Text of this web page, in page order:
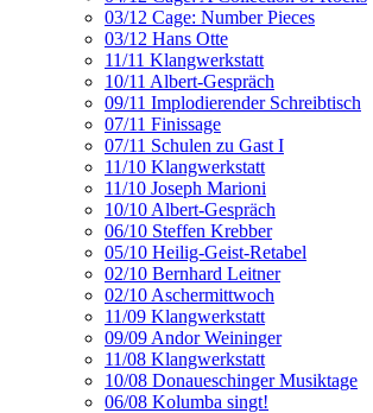
03/12 Cage: Number Pieces
03/12 Hans Otte
11/11 Klangwerkstatt
10/11 Albert-Gespräch
09/11 Implodierender Schreibtisch
07/11 Finissage
07/11 Schulen zu Gast I
11/10 Klangwerkstatt
11/10 Joseph Marioni
10/10 Albert-Gespräch
06/10 Steffen Krebber
05/10 Heilig-Geist-Retabel
02/10 Bernhard Leitner
02/10 Aschermittwoch
11/09 Klangwerkstatt
09/09 Andor Weininger
11/08 Klangwerkstatt
10/08 Donaueschinger Musiktage
06/08 Kolumba singt!